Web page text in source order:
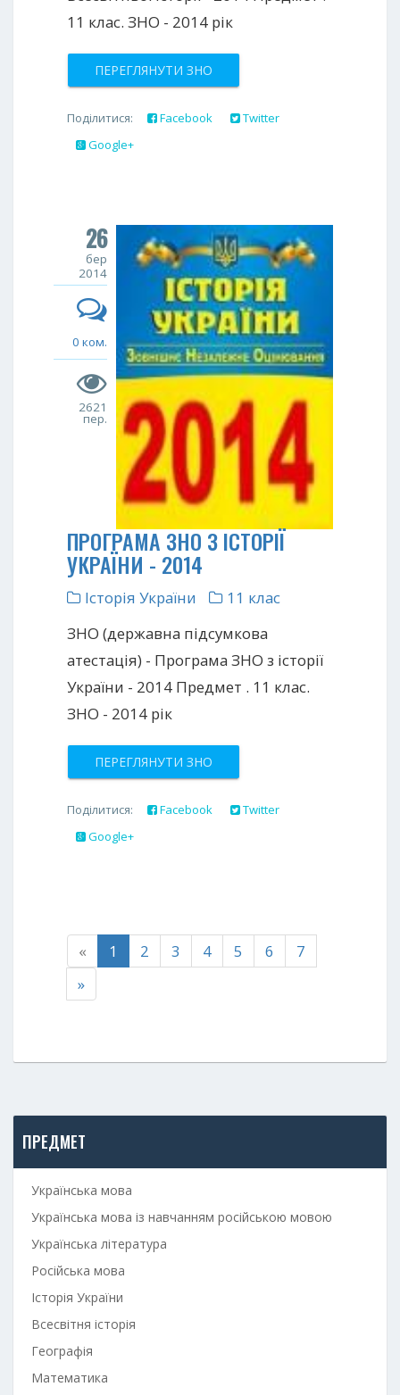
11 клас. ЗНО - 2014 рік
ПЕРЕГЛЯНУТИ ЗНО
Поділитися: Facebook
Twitter
Google+
26
бер
2014
0 ком.
2621
пер.
ПРОГРАМА ЗНО З ІСТОРІЇ
УКРАЇНИ - 2014
Історія України
11 клас
ЗНО (державна підсумкова
атестація) - Програма ЗНО з історії
України - 2014 Предмет . 11 клас.
ЗНО - 2014 рік
ПЕРЕГЛЯНУТИ ЗНО
Поділитися: Facebook
Twitter
Google+
« 1 2 3 4 5 6
7
»
ПРЕДМЕТ
Українська мова
Українська мова із навчанням російською мовою
Українська література
Російська мова
Історія України
Всесвітня історія
Географія
Математика